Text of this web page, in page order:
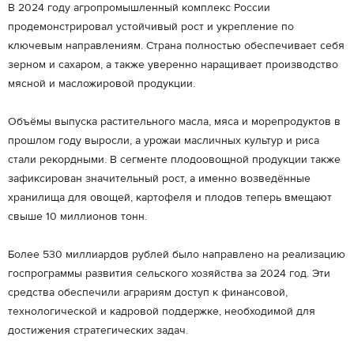
В 2024 году агропромышленный комплекс России
продемонстрировал устойчивый рост и укрепление по
ключевым направлениям. Страна полностью обеспечивает себя
зерном и сахаром, а также уверенно наращивает производство
мясной и масложировой продукции.
Объёмы выпуска растительного масла, мяса и морепродуктов в
прошлом году выросли, а урожаи масличных культур и риса
стали рекордными. В сегменте плодоовощной продукции также
зафиксирован значительный рост, а именно возведённые
хранилища для овощей, картофеля и плодов теперь вмещают
свыше 10 миллионов тонн.
Более 530 миллиардов рублей было направлено на реализацию
госпрограммы развития сельского хозяйства за 2024 год. Эти
средства обеспечили аграриям доступ к финансовой,
технологической и кадровой поддержке, необходимой для
достижения стратегических задач.